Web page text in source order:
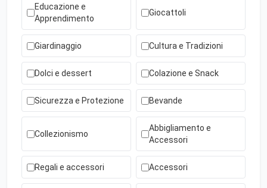
Educazione e
Apprendimento
Giocattoli
Giardinaggio Cultura e Tradizioni
Dolci e dessert Colazione e Snack
Sicurezza e Protezione Bevande
Collezionismo
Abbigliamento e
Accessori
Regali e accessori Accessori